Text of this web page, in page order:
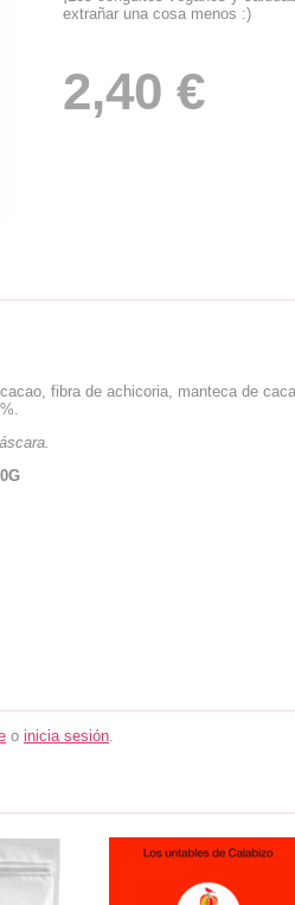
extrañar una cosa menos :)
2,40 €
fibra de achicoria, manteca de
o inicia sesión.